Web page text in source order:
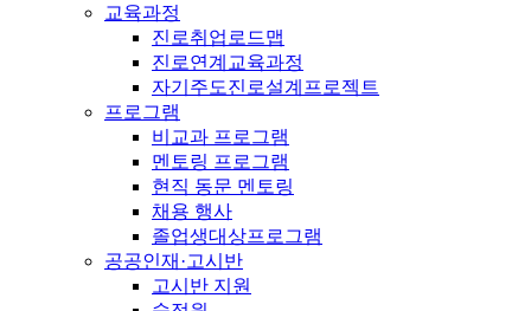
교육과정
진로취업로드맵
진로연계교육과정
자기주도진로설계프로젝트
프로그램
비교과 프로그램
멘토링 프로그램
현직 동문 멘토링
채용 행사
졸업생대상프로그램
공공인재·고시반
고시반 지원